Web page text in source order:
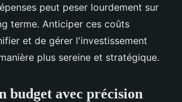
peut peser lourdement sur
terme. Anticiper ces coûts
et de gérer l'investissement
plus sereine et stratégique.
budget avec précision